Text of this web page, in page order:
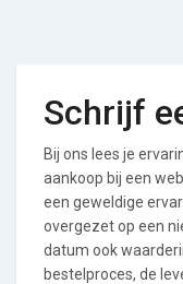
Schrijf
Bij ons lees je
aankoop bij een
een geweldige
overgezet op een
datum ook
bestelproces, de